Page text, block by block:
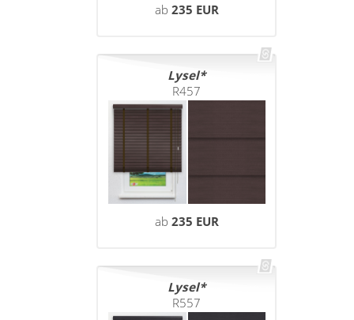
ab 235 EUR
Lysel
R457
ab 235 EUR
Lysel
R557